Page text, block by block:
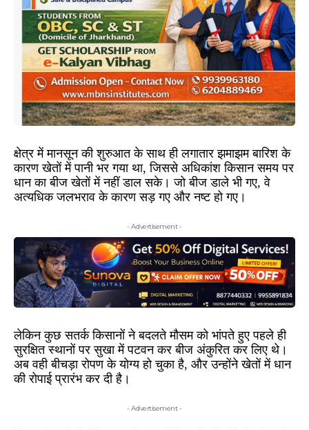
क्षेत्र में मानसून की शुरुआत के साथ ही लगातार झमाझम बारिश के
कारण खेतों में पानी भर गया था, जिससे अधिकांश किसान समय पर
धान का बीज खेतों में नहीं डाल सके। जो बीज डाले भी गए, वे
अत्यधिक जलभराव के कारण सड़ गए और नष्ट हो गए।
- Advertisement -
लेकिन कुछ सतर्क किसानों ने बदलते मौसम को भांपते हुए पहले ही
सुरक्षित स्थानों पर सुखा में पटवन कर बीज अंकुरित कर लिए थे।
अब वही बीचड़ा रोपण के योग्य हो चुका है, और उन्होंने खेतों में धान
की रोपाई प्रारंभ कर दी है।
- Advertisement -